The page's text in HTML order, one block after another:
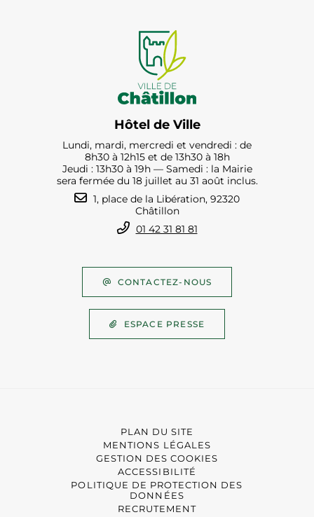
Hôtel de Ville
Lundi, mardi, mercredi et vendredi : de
8h30 à 12h15 et de 13h30 à 18h
Jeudi : 13h30 à 19h — Samedi : la Mairie
sera fermée du 18 juillet au 31 août inclus.
1, place de la Libération, 92320
Châtillon
01 42 31 81 81
CONTACTEZ-NOUS
ESPACE PRESSE
PLAN DU SITE
MENTIONS LÉGALES
GESTION DES COOKIES
ACCESSIBILITÉ
POLITIQUE DE PROTECTION DES
DONNÉES
RECRUTEMENT